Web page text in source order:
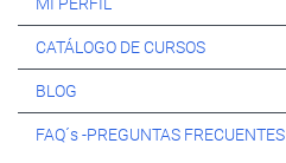
CATÁLOGO DE CURSOS
BLOG
FAQ´s -PREGUNTAS FRECUENTES